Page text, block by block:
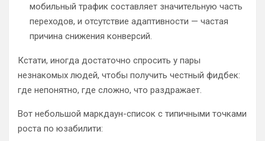
мобильный трафик составляет значительную часть
переходов, и отсутствие адаптивности — частая
причина снижения конверсий.
Кстати, иногда достаточно спросить у пары
незнакомых людей, чтобы получить честный фидбек:
где непонятно, где сложно, что раздражает.
Вот небольшой маркдаун-список с типичными точками
роста по юзабилити: